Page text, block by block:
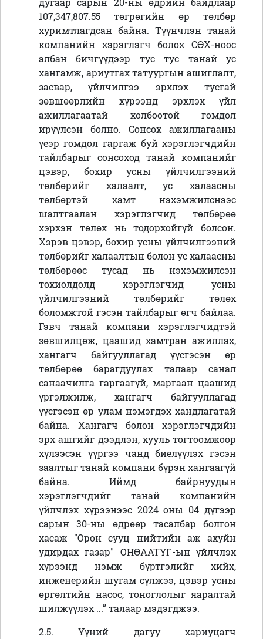
107,347,807.55 төгрөгийн өр төлбөр
хуримтлагдсан байна. Түүнчлэн танай
компанийн хэрэглэгч болох СӨХ-ноос
албан бичгүүдээр тус тус танай ус
хангамж, ариутгах татуургын ашиглалт,
засвар, үйлчилгээ эрхлэх тусгай
зөвшөөрлийн хүрээнд эрхлэх үйл
ажиллагаатай холбоотой гомдол
ирүүлсэн болно. Сонсох ажиллагааны
үеэр гомдол гаргаж буй хэрэглэгчдийн
тайлбарыг сонсоход танай компанийг
цэвэр, бохир усны үйлчилгээний
төлбөрийг халаалт, ус халаасны
төлбөртэй хамт нэхэмжилснээс
шалтгаалан хэрэглэгчид төлбөрөө
хэрхэн төлөх нь тодорхойгүй болсон.
Хэрэв цэвэр, бохир усны үйлчилгээний
төлбөрийг халаалтын болон ус халаасны
төлбөрөөс тусад нь нэхэмжилсэн
тохиолдолд хэрэглэгчид усны
үйлчилгээний төлбөрийг төлөх
боломжтой гэсэн тайлбарыг өгч байлаа.
Гэвч танай компани хэрэглэгчидтэй
зөвшилцөж, цаашид хамтран ажиллах,
хангагч байгууллагад үүсгэсэн өр
төлбөрөө барагдуулах талаар санал
санаачилга гаргаагүй, маргаан цаашид
үргэлжилж, хангагч байгууллагад
үүсгэсэн өр улам нэмэгдэх хандлагатай
байна. Хангагч болон хэрэглэгчдийн
эрх ашгийг дээдлэн, хууль тогтоомжоор
хүлээсэн үүргээ чанд биелүүлэх гэсэн
заалтыг танай компани бүрэн хангаагүй
байна. Иймд байрнуудын
хэрэглэгчдийг танай компанийн
үйлчлэх хүрээнээс 2024 оны 04 дүгээр
сарын 30-ны өдрөөр тасалбар болгон
хасаж "Орон сууц нийтийн аж ахуйн
удирдах газар" ОНӨААТҮГ-ын үйлчлэх
хүрээнд нэмж бүртгэлийг хийх,
инженерийн шугам сүлжээ, цэвэр усны
өргөлтийн насос, тоноглолыг яаралтай
шилжүүлэх ...” талаар мэдэгджээ.
2.5. Үүний дагуу хариуцагч